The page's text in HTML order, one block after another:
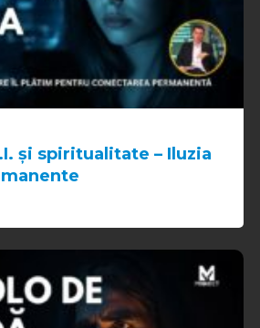
și spiritualitate – Iluzia